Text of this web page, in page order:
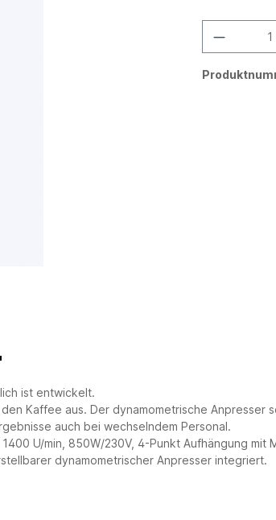
ist entwickelt.
Kaffee aus. Der dynamometrische
auch bei wechselndem Personal.
U/min, 850W/230V, 4-Punkt Aufhängung
dynamometrischer Anpresser integriert.